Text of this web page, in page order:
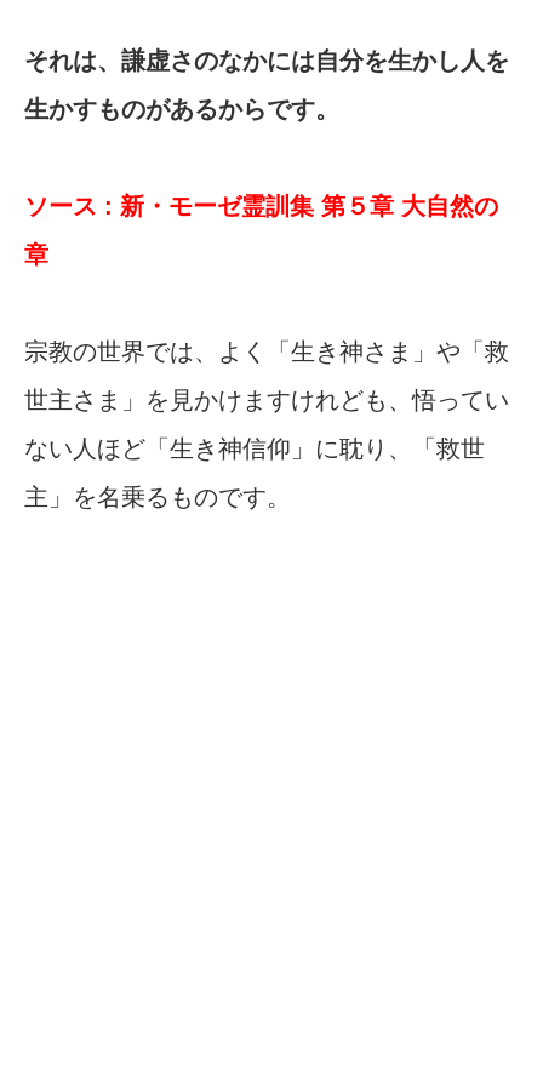
それは、謙虚さのなかには自分を生かし人を
生かすものがあるからです。
ソース : 新・モーゼ霊訓集 第５章 大自然の
章
宗教の世界では、よく「生き神さま」や「救
世主さま」を見かけますけれども、悟ってい
ない人ほど「生き神信仰」に耽り、「救世
主」を名乗るものです。